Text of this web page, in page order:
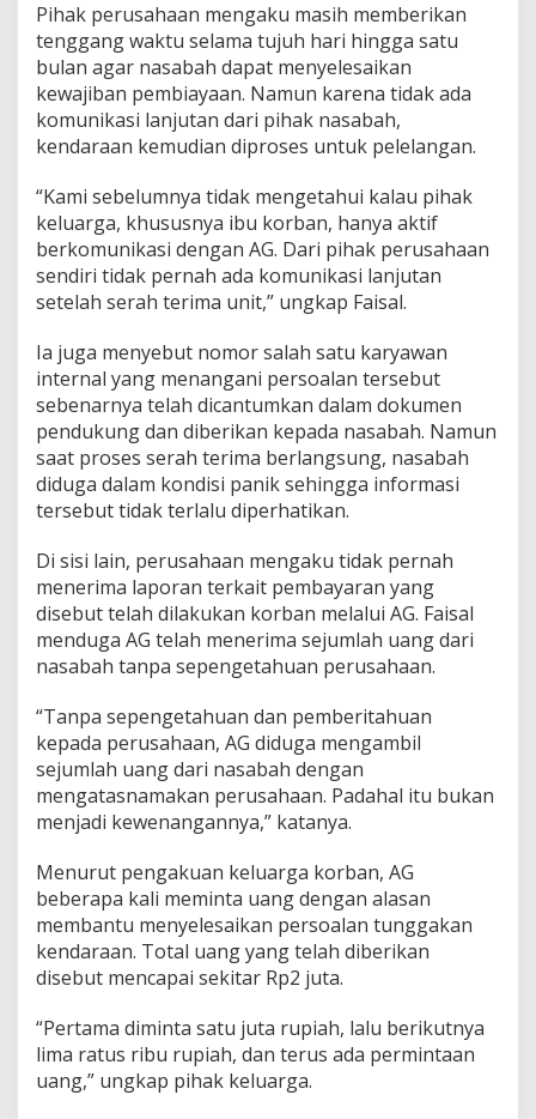
r
D
i
l
a
g
Pihak perusahaan mengaku masih memberikan
tenggang waktu selama tujuh hari hingga satu
bulan agar nasabah dapat menyelesaikan
kewajiban pembiayaan. Namun karena tidak ada
komunikasi lanjutan dari pihak nasabah,
kendaraan kemudian diproses untuk pelelangan.
“Kami sebelumnya tidak mengetahui kalau pihak
keluarga, khususnya ibu korban, hanya aktif
berkomunikasi dengan AG. Dari pihak perusahaan
sendiri tidak pernah ada komunikasi lanjutan
setelah serah terima unit,” ungkap Faisal.
Ia juga menyebut nomor salah satu karyawan
internal yang menangani persoalan tersebut
sebenarnya telah dicantumkan dalam dokumen
pendukung dan diberikan kepada nasabah. Namun
saat proses serah terima berlangsung, nasabah
diduga dalam kondisi panik sehingga informasi
tersebut tidak terlalu diperhatikan.
Di sisi lain, perusahaan mengaku tidak pernah
menerima laporan terkait pembayaran yang
disebut telah dilakukan korban melalui AG. Faisal
menduga AG telah menerima sejumlah uang dari
nasabah tanpa sepengetahuan perusahaan.
“Tanpa sepengetahuan dan pemberitahuan
kepada perusahaan, AG diduga mengambil
sejumlah uang dari nasabah dengan
mengatasnamakan perusahaan. Padahal itu bukan
menjadi kewenangannya,” katanya.
Menurut pengakuan keluarga korban, AG
beberapa kali meminta uang dengan alasan
membantu menyelesaikan persoalan tunggakan
kendaraan. Total uang yang telah diberikan
disebut mencapai sekitar Rp2 juta.
“Pertama diminta satu juta rupiah, lalu berikutnya
lima ratus ribu rupiah, dan terus ada permintaan
uang,” ungkap pihak keluarga.